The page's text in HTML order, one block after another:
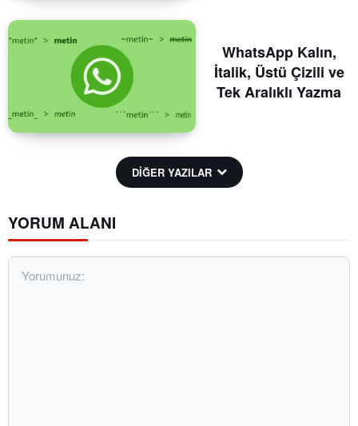
WhatsApp Kalın,
İtalik, Üstü Çizili ve
Tek Aralıklı Yazma
DİĞER YAZILAR
YORUM ALANI